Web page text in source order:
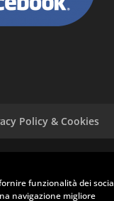
funzionalità dei
navigazione migliore
Policy & Cookies
18:00 - Venerdì 9:00/12:30
| BIC: CRPPIT2P192